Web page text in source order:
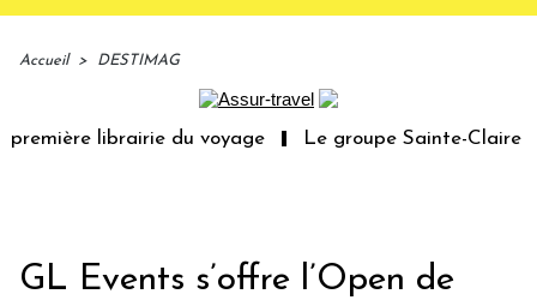
Accueil > DESTIMAG
librairie du voyage Le groupe Sainte-Claire
GL Events s’offre l’Open de